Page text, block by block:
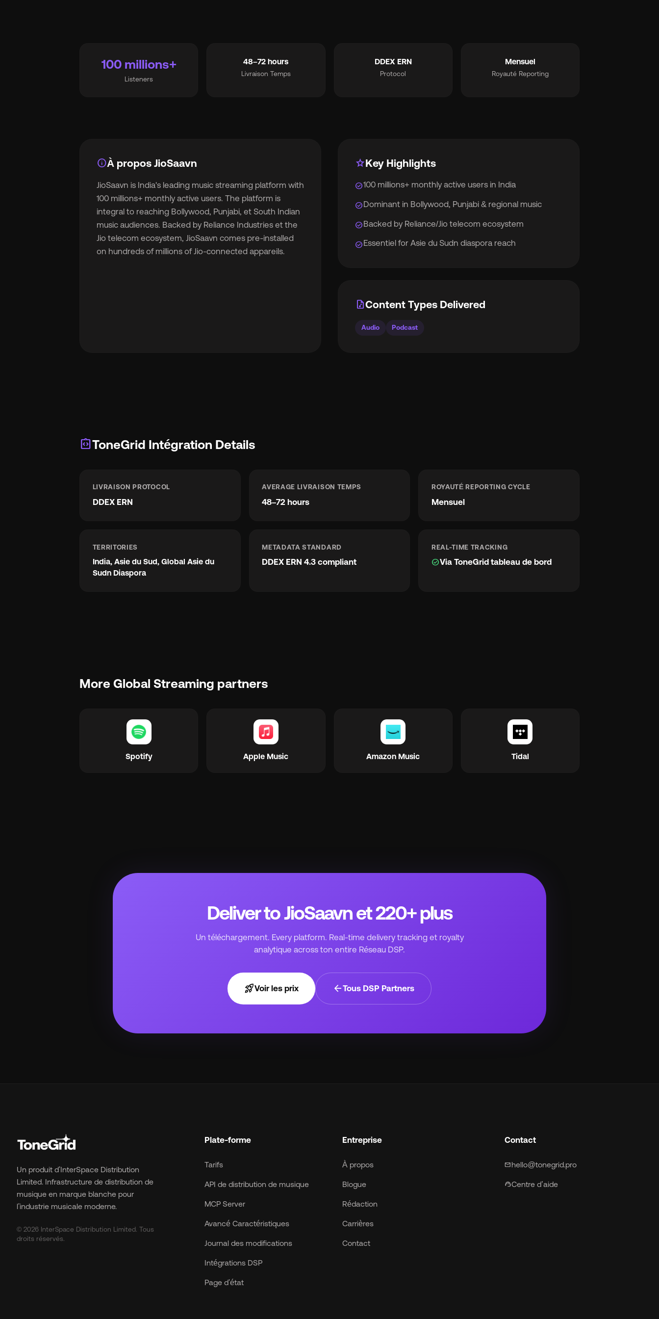
Pour les étiquettes
Rédaction
rocket_launchVoir les prix
100 millions+
Listeners
48–72 hours
Livraison Temps
DDEX ERN
Protocol
Mensuel
Royauté Reporting
infoÀ propos JioSaavn
JioSaavn is India's leading music streaming platform with
100 millions+ monthly active users. The platform is
integral to reaching Bollywood, Punjabi, et South Indian
music audiences. Backed by Reliance Industries et the
Jio telecom ecosystem, JioSaavn comes pre-installed
on hundreds of millions of Jio-connected appareils.
starKey Highlights
check_circle100 millions+ monthly active users in India
check_circleDominant in Bollywood, Punjabi & regional music
check_circleBacked by Reliance/Jio telecom ecosystem
check_circleEssentiel for Asie du Sudn diaspora reach
audio_fileContent Types Delivered
Audio Podcast
integration_instructionsToneGrid Intégration Details
LIVRAISON PROTOCOL
DDEX ERN
AVERAGE LIVRAISON TEMPS
48–72 hours
ROYAUTÉ REPORTING CYCLE
Mensuel
TERRITORIES
India, Asie du Sud, Global Asie du
Sudn Diaspora
METADATA STANDARD
DDEX ERN 4.3 compliant
REAL-TIME TRACKING
check_circleVia ToneGrid tableau de bord
More Global Streaming partners
Spotify Apple Music Amazon Music Tidal
Deliver to JioSaavn et 220+ plus
Un téléchargement. Every platform. Real-time delivery tracking et royalty
analytique across ton entire Réseau DSP.
rocket_launchVoir les prix arrow_backTous DSP Partners
Un produit d'InterSpace Distribution
Limited. Infrastructure de distribution de
musique en marque blanche pour
l'industrie musicale moderne.
© 2026 InterSpace Distribution Limited. Tous
droits réservés.
Plate-forme
Tarifs
API de distribution de musique
MCP Server
Avancé Caractéristiques
Journal des modifications
Intégrations DSP
Page d'état
Entreprise
À propos
Blogue
Rédaction
Carrières
Contact
Contact
mailhello@tonegrid.pro
support_agentCentre d’aide